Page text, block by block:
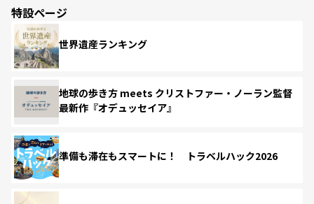
特設ページ
世界遺産ランキング
地球の歩き方 meets クリストファー・ノーラン監督
最新作『オデュッセイア』
準備も滞在もスマートに！ トラベルハック2026